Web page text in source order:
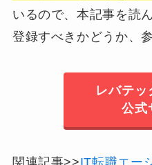
いるので、本記事を読
登録すべきかどうか、
レバテッ
公式